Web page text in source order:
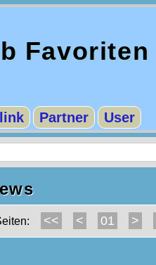
Favoriten
Partner User
<< < 01 >